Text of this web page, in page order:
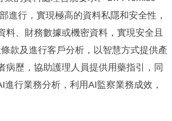
進行，實現極高的資料私隱和安全性，
料、財務數據或機密資料，實現安全且
款及進行客戶分析，以智慧方式提供產
歷，協助護理人員提供用藥指引，同
行業務分析，利用AI監察業務成效，